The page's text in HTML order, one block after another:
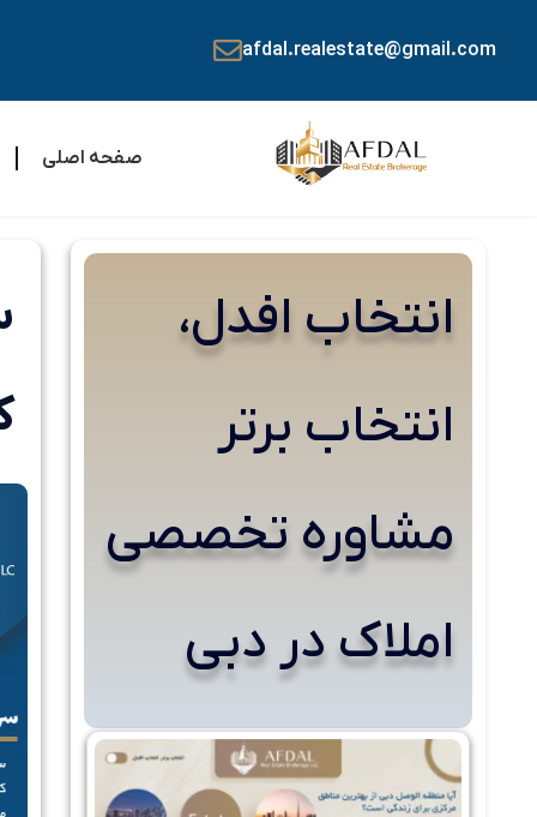
afdal.realestate@gmail.com
صفحه اصلی
انتخاب افدل،
انتخاب برتر
مشاوره تخصصی
املاک در دبی